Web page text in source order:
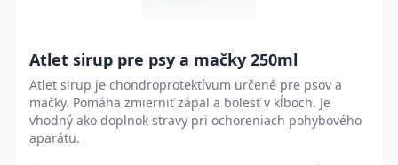
Atlet sirup pre psy a mačky 250ml
Atlet sirup je chondroprotektívum určené pre psov a
mačky. Pomáha zmierniť zápal a bolesť v kĺboch. Je
vhodný ako doplnok stravy pri ochoreniach pohybového
aparátu.